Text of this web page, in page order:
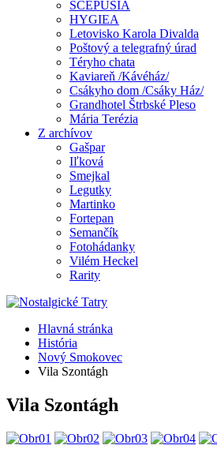
SCEPUSIA
HYGIEA
Letovisko Karola Divalda
Poštový a telegrafný úrad
Téryho chata
Kaviareň /Kávéház/
Csákyho dom /Csáky Ház/
Grandhotel Štrbské Pleso
Mária Terézia
Z archívov
Gašpar
Iľková
Smejkal
Legutky
Martinko
Fortepan
Semančík
Fotohádanky
Vilém Heckel
Rarity
Hlavná stránka
História
Nový Smokovec
Vila Szontágh
Vila Szontágh